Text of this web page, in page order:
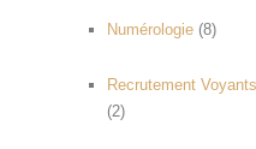
Numérologie (8)
Recrutement
(2)